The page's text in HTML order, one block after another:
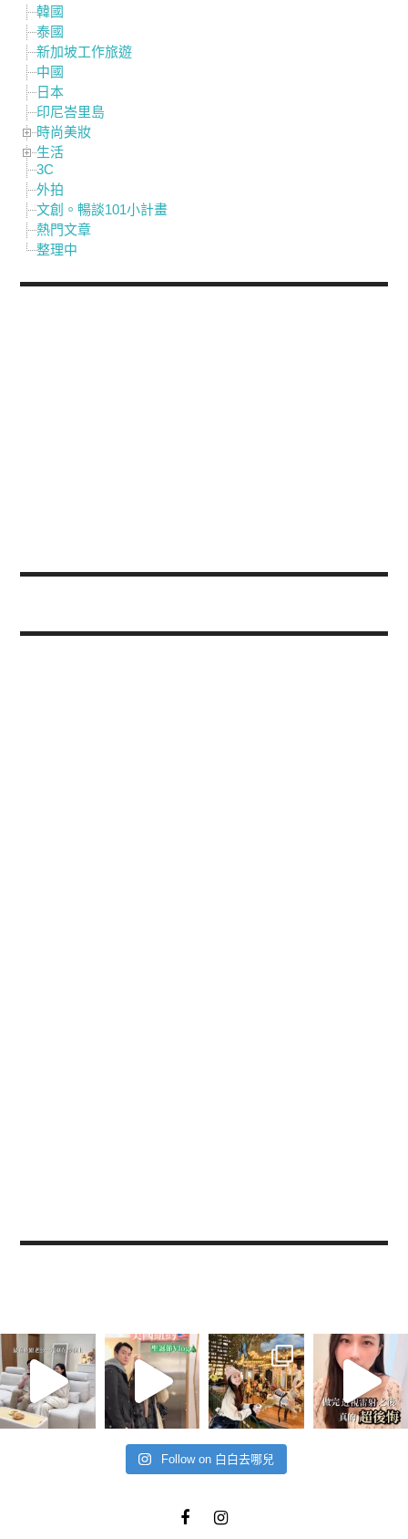
韓國
泰國
新加坡工作旅遊
中國
日本
印尼峇里島
時尚美妝
生活
3C
外拍
文創。暢談101小計畫
熱門文章
整理中
Follow on 白白去哪兒